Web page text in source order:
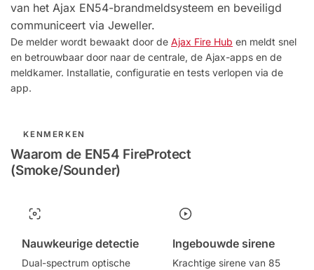
van het Ajax EN54-brandmeldsysteem en beveiligd
communiceert via Jeweller.
De melder wordt bewaakt door de Ajax Fire Hub en meldt snel
en betrouwbaar door naar de centrale, de Ajax-apps en de
meldkamer. Installatie, configuratie en tests verlopen via de
app.
KENMERKEN
Waarom de EN54 FireProtect
(Smoke/Sounder)
Nauwkeurige detectie
Dual-spectrum optische
Ingebouwde sirene
Krachtige sirene van 85